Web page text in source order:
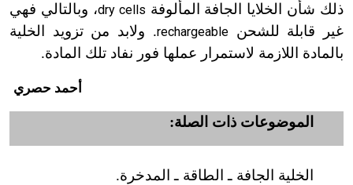
ذلك شأن الخلايا الجافة المألوفة dry cells، وبالتالي فهي
غير قابلة للشحنrechargeable. ولابد من تزويد الخلية
بالمادة اللازمة لاستمرار عملها فور نفاد تلك المادة.
أحمد حصري
الموضوعات ذات الصلة:
الخلية الجافة ـ الطاقة ـ المدخرة.